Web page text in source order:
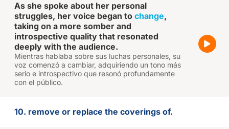
As she spoke about her personal
struggles, her voice began to change,
taking on a more somber and
introspective quality that resonated
deeply with the audience.
Mientras hablaba sobre sus luchas personales, su
voz comenzó a cambiar, adquiriendo un tono más
serio e introspectivo que resonó profundamente
con el público.
10. remove or replace the coverings of.